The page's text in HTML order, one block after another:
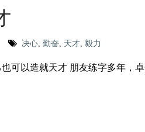
决心, 勤奋, 天才, 毅力
可以造就天才 朋友练字多年，